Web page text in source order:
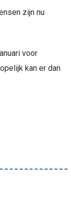
zijn nu
voor
kan er dan